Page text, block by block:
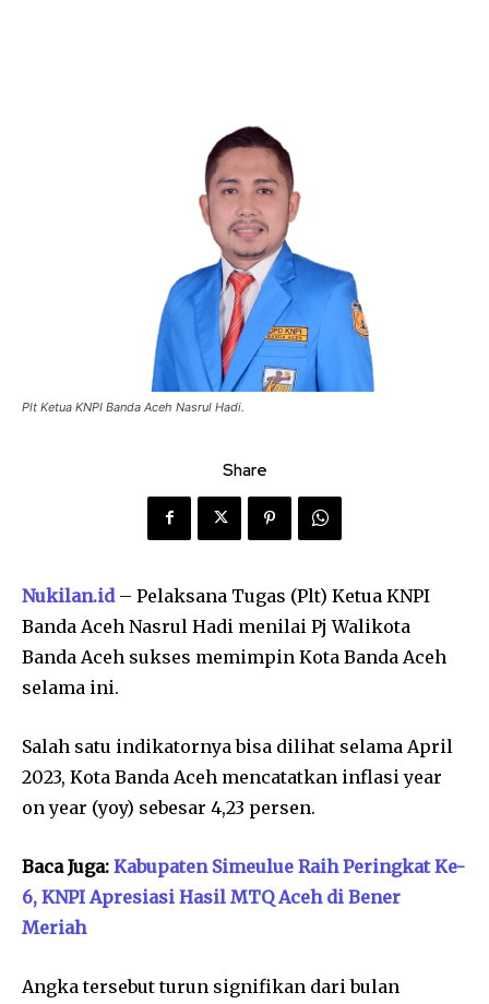
Plt Ketua KNPI Banda Aceh Nasrul Hadi.
Share
Nukilan.id– Pelaksana Tugas (Plt) Ketua KNPI
Banda Aceh Nasrul Hadi menilai Pj Walikota
Banda Aceh sukses memimpin Kota Banda Aceh
selama ini.
Salah satu indikatornya bisa dilihat selama April
2023, Kota Banda Aceh mencatatkan inflasi year
on year (yoy) sebesar 4,23 persen.
Baca Juga: Kabupaten Simeulue Raih Peringkat Ke-
6, KNPI Apresiasi Hasil MTQ Aceh di Bener
Meriah
Angka tersebut turun signifikan dari bulan